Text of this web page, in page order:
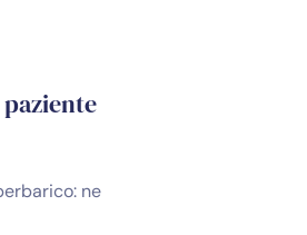
ne